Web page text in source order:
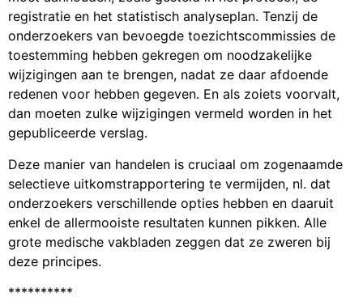
registratie en het statistisch analyseplan. Tenzij de
onderzoekers van bevoegde toezichtscommissies de
toestemming hebben gekregen om noodzakelijke
wijzigingen aan te brengen, nadat ze daar afdoende
redenen voor hebben gegeven. En als zoiets voorvalt,
dan moeten zulke wijzigingen vermeld worden in het
gepubliceerde verslag.
Deze manier van handelen is cruciaal om zogenaamde
selectieve uitkomstrapportering te vermijden, nl. dat
onderzoekers verschillende opties hebben en daaruit
enkel de allermooiste resultaten kunnen pikken. Alle
grote medische vakbladen zeggen dat ze zweren bij
deze principes.
**********